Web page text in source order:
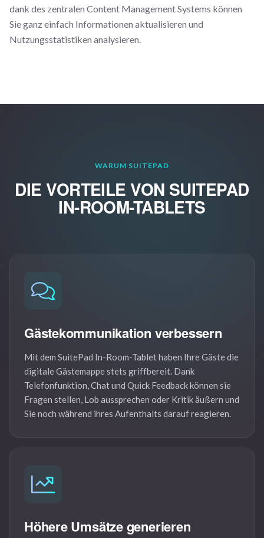
dank des zentralen Content Management Systems können
Sie ganz einfach Informationen aktualisieren und
Nutzungsstatistiken analysieren.
WARUM SUITEPAD
DIE VORTEILEVON SUITEPAD
IN-ROOM-TABLETS
Gästekommunikation verbessern
Mit dem SuitePad In-Room-Tablet haben Ihre Gäste die
digitale Gästemappe stets griffbereit. Dank
Telefonfunktion, Chat und Quick Feedback können sie
Fragen stellen, Lob aussprechen oder Kritik äußern und
Sie noch während ihres Aufenthalts darauf reagieren.
Höhere Umsätze generieren